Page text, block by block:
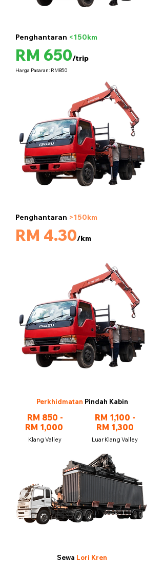
Penghantaran <150km
RM 650/trip
Harga Pasaran: RM850
Penghantaran >150km
RM 4.30/km
Perkhidmatan Pindah Kabin
RM 850 -
RM 1,000
Klang Valley
RM 1,100 -
RM 1,300
Luar Klang Valley
Sewa Lori Kren